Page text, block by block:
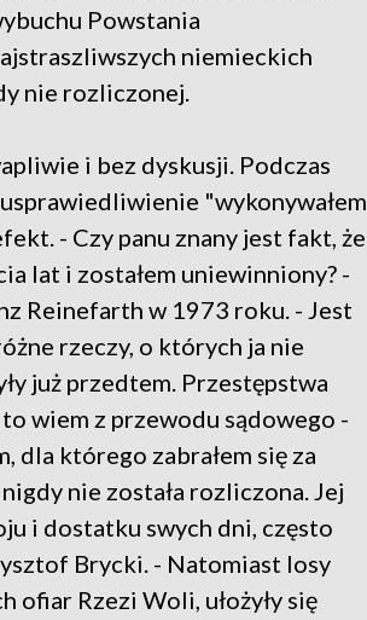
Powstania
niemieckich
nie rozliczonej.
i bez dyskusji. Podczas
"wykonywałem
- Czy panu znany jest fakt, że
lat i zostałem uniewinniony? -
Reinefarth w 1973 roku. - Jest
rzeczy, o których ja nie
już przedtem. Przestępstwa
wiem z przewodu sądowego -
dla którego zabrałem się za
nie została rozliczona. Jej
i dostatku swych dni, często
Brycki. - Natomiast losy
ofiar Rzezi Woli, ułożyły się